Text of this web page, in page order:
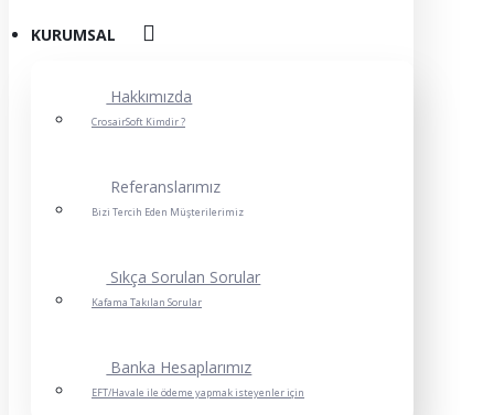
KURUMSAL
Hakkımızda
CrosairSoft Kimdir ?
Referanslarımız
Bizi Tercih Eden Müşterilerimiz
Sıkça Sorulan Sorular
Kafama Takılan Sorular
Banka Hesaplarımız
EFT/Havale ile ödeme yapmak isteyenler için